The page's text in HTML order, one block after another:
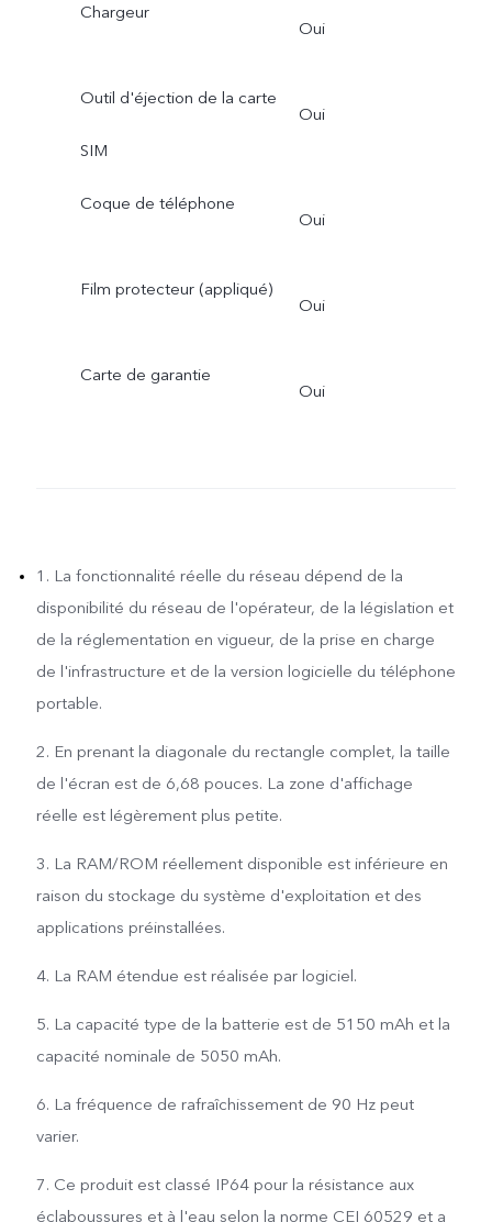
Chargeur
Oui
Outil d'éjection de la carte
SIM
Oui
Coque de téléphone
Oui
Film protecteur (appliqué)
Oui
Carte de garantie
Oui
1. La fonctionnalité réelle du réseau dépend de la
disponibilité du réseau de l'opérateur, de la législation et
de la réglementation en vigueur, de la prise en charge
de l'infrastructure et de la version logicielle du téléphone
portable.
2. En prenant la diagonale du rectangle complet, la taille
de l'écran est de 6,68 pouces. La zone d'affichage
réelle est légèrement plus petite.
3. La RAM/ROM réellement disponible est inférieure en
raison du stockage du système d'exploitation et des
applications préinstallées.
4. La RAM étendue est réalisée par logiciel.
5. La capacité type de la batterie est de 5150 mAh et la
capacité nominale de 5050 mAh.
6. La fréquence de rafraîchissement de 90 Hz peut
varier.
7. Ce produit est classé IP64 pour la résistance aux
éclaboussures et à l'eau selon la norme CEI 60529 et a